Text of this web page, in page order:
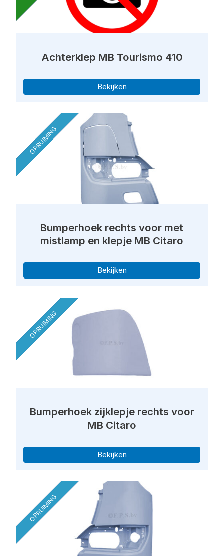
Achterklep MB Tourismo 410
Bekijken
OPRUIMING
Bumperhoek rechts voor met
mistlamp en klepje MB Citaro
Bekijken
OPRUIMING
Bumperhoek zijklepje rechts voor
MB Citaro
Bekijken
OPRUIMING